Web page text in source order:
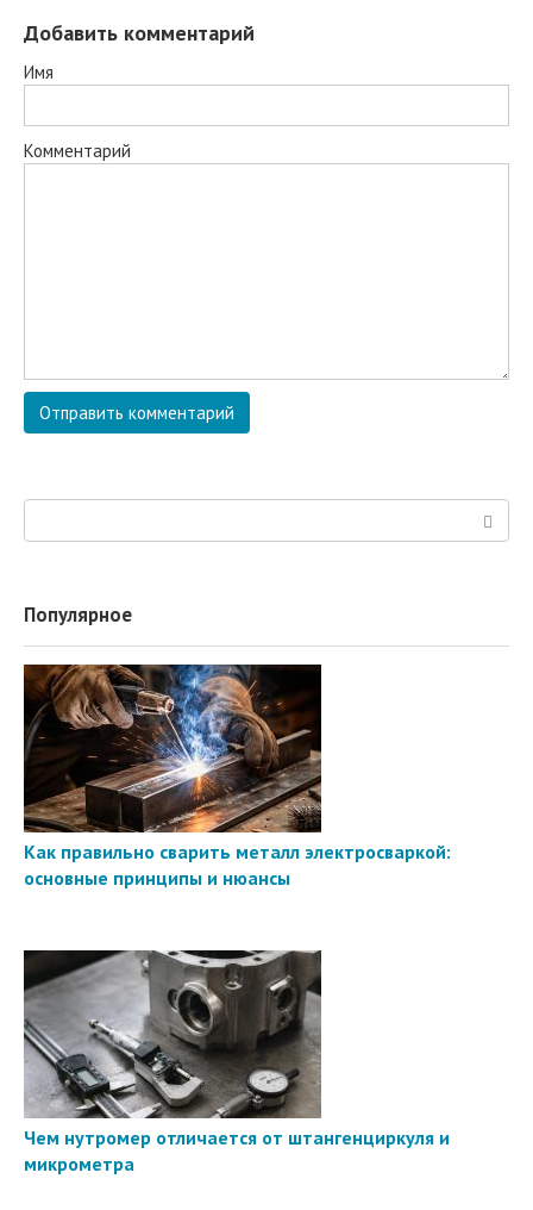
Добавить комментарий
Имя
Комментарий
Популярное
Как правильно сварить металл электросваркой:
основные принципы и нюансы
Чем нутромер отличается от штангенциркуля и
микрометра